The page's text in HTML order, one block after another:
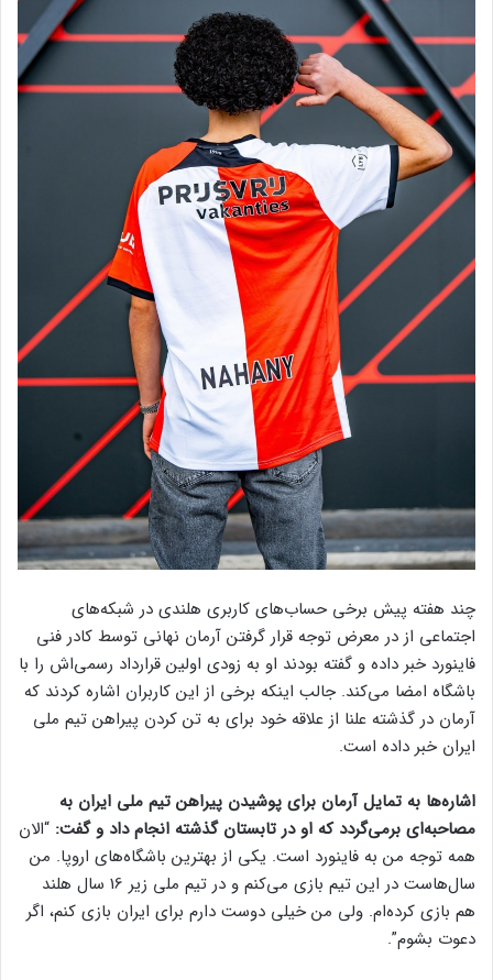
چند هفته پیش برخی حساب‌های کاربری هلندی در شبکه‌های
‏اجتماعی از در معرض توجه قرار گرفتن آرمان نهانی توسط کادر فنی
‏فاینورد خبر داده و گفته بودند او به زودی اولین قرارداد رسمی‌اش را ‏با
باشگاه امضا می‌کند. جالب اینکه برخی از این کاربران اشاره کردند ‏که
آرمان در گذشته علنا از علاقه خود برای به تن کردن پیراهن تیم ‏ملی
ایران خبر داده است. ‏
اشاره‌‌ها به تمایل آرمان برای پوشیدن پیراهن تیم ملی ایران به
‏مصاحبه‌ای برمی‌گردد که او در تابستان گذشته انجام داد و گفت: “‏الان
همه توجه من به فاینورد است. یکی از بهترین باشگاه‌های اروپا. ‏من
سال‌هاست در این تیم بازی می‌کنم و در تیم ملی زیر 16 سال ‏هلند
هم بازی کرده‌ام. ولی من خیلی دوست دارم برای ایران بازی ‏کنم، اگر
دعوت بشوم”.‏